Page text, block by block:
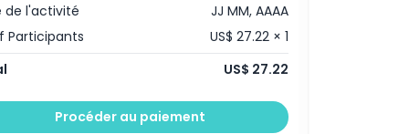
de l'activité
JJ MM, AAAA
Participants
US$ 27.22 × 1
US$ 27.22
Procéder au paiement